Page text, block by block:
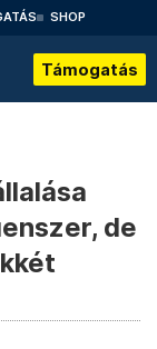
SHOP
Támogatás
de